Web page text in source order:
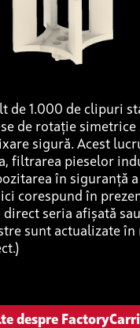
de 1.000 de clipuri
de rotație simetrice
sigură. Acest
filtrarea pieselor
în siguranță
corespund în
seria afișată
sunt actualizate
despre